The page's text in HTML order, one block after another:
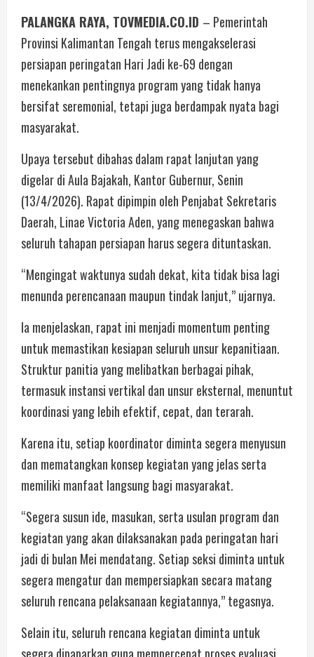
PALANGKA RAYA, TOVMEDIA.CO.ID – Pemerintah
Provinsi Kalimantan Tengah terus mengakselerasi
persiapan peringatan Hari Jadi ke-69 dengan
menekankan pentingnya program yang tidak hanya
bersifat seremonial, tetapi juga berdampak nyata bagi
masyarakat.
Upaya tersebut dibahas dalam rapat lanjutan yang
digelar di Aula Bajakah, Kantor Gubernur, Senin
(13/4/2026). Rapat dipimpin oleh Penjabat Sekretaris
Daerah, Linae Victoria Aden, yang menegaskan bahwa
seluruh tahapan persiapan harus segera dituntaskan.
“Mengingat waktunya sudah dekat, kita tidak bisa lagi
menunda perencanaan maupun tindak lanjut,” ujarnya.
Ia menjelaskan, rapat ini menjadi momentum penting
untuk memastikan kesiapan seluruh unsur kepanitiaan.
Struktur panitia yang melibatkan berbagai pihak,
termasuk instansi vertikal dan unsur eksternal, menuntut
koordinasi yang lebih efektif, cepat, dan terarah.
Karena itu, setiap koordinator diminta segera menyusun
dan mematangkan konsep kegiatan yang jelas serta
memiliki manfaat langsung bagi masyarakat.
“Segera susun ide, masukan, serta usulan program dan
kegiatan yang akan dilaksanakan pada peringatan hari
jadi di bulan Mei mendatang. Setiap seksi diminta untuk
segera mengatur dan mempersiapkan secara matang
seluruh rencana pelaksanaan kegiatannya,” tegasnya.
Selain itu, seluruh rencana kegiatan diminta untuk
segera dipaparkan guna mempercepat proses evaluasi